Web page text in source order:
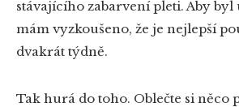
stávajícího zabarvení pleti. Aby
mám vyzkoušeno, že je nejlepší
dvakrát týdně.
Tak hurá do toho. Oblečte si něco